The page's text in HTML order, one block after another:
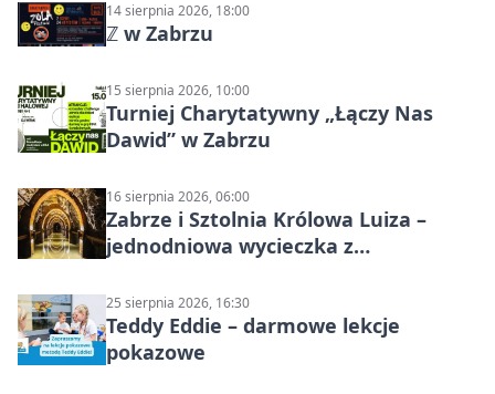
14 sierpnia 2026, 18:00
ℤ w Zabrzu
15 sierpnia 2026, 10:00
Turniej Charytatywny „Łączy Nas
Dawid” w Zabrzu
16 sierpnia 2026, 06:00
Zabrze i Sztolnia Królowa Luiza –
jednodniowa wycieczka z
miasta
25 sierpnia 2026, 16:30
Teddy Eddie – darmowe lekcje
pokazowe